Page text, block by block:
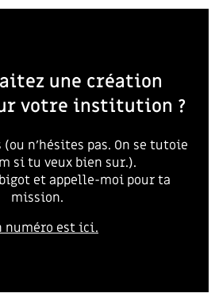
une création
votre institution ?
n’hésites pas. On se tutoie
si tu veux bien sur.).
et appelle-moi pour ta
mission.
numéro est ici.